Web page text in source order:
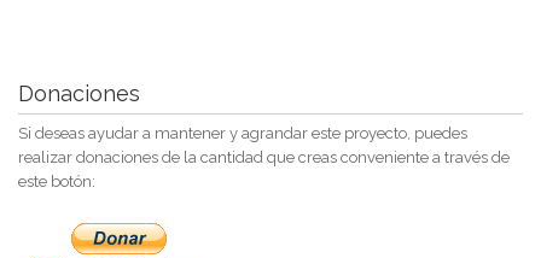
Donaciones
Si deseas ayudar a mantener y agrandar este proyecto, puedes
realizar donaciones de la cantidad que creas conveniente a través de
este botón: